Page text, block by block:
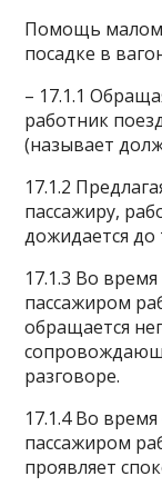
Помощь
посадке в
– 17.1.1
работник
(называет
17.1.2
пассажиру,
дожидается до
17.1.3 Во
пассажиром
обращается
разговоре.
17.1.4 Во
пассажиром
проявляет